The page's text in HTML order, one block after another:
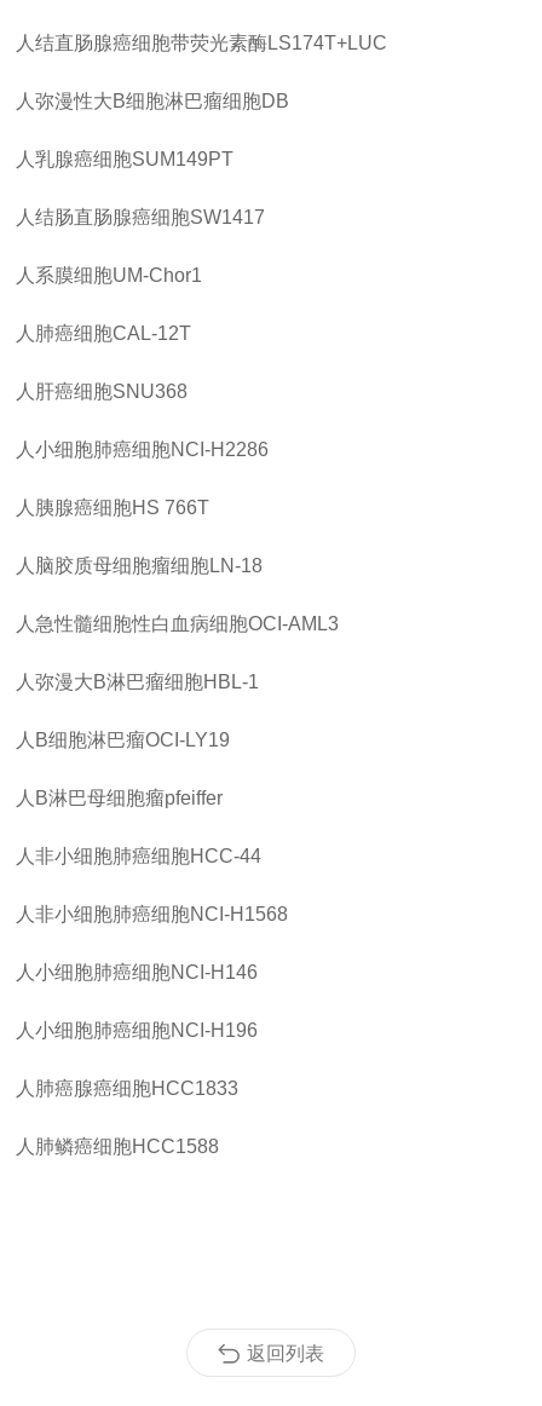
人结直肠腺癌细胞带荧光素酶LS174T+LUC
人弥漫性大B细胞淋巴瘤细胞DB
人乳腺癌细胞SUM149PT
人结肠直肠腺癌细胞SW1417
人系膜细胞UM-Chor1
人肺癌细胞CAL-12T
人肝癌细胞SNU368
人小细胞肺癌细胞NCI-H2286
人胰腺癌细胞HS 766T
人脑胶质母细胞瘤细胞LN-18
人急性髓细胞性白血病细胞OCI-AML3
人弥漫大B淋巴瘤细胞HBL-1
人 B细胞淋巴瘤OCI-LY19
人 B淋巴母细胞瘤pfeiffer
人非小细胞肺癌细胞HCC-44
人非小细胞肺癌细胞NCI-H1568
人小细胞肺癌细胞NCI-H146
人小细胞肺癌细胞NCI-H196
人肺癌腺癌细胞HCC1833
人肺鳞癌细胞HCC1588
返回列表